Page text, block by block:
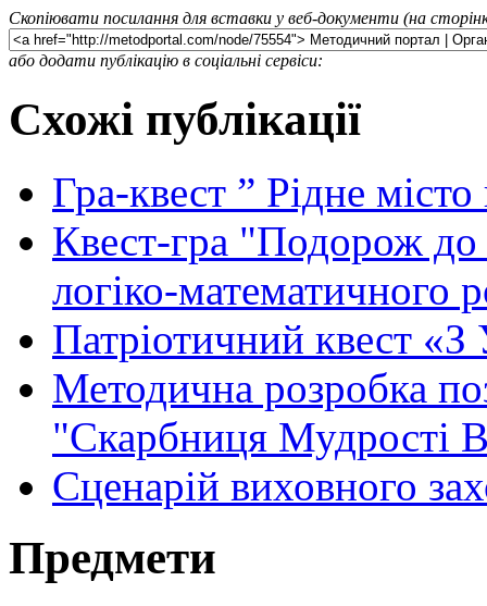
Скопіювати посилання для вставки у веб-документи (на
або додати публікацію в соціальні сервіси:
Схожі публікації
Гра-квест ” Рідне
Квест-гра "Подорож до
логіко-математичного
Патріотичний квест
Методична розробка
"Скарбниця Мудрості
Сценарій виховного
Предмети